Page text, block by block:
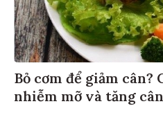
Bỏ cơm để giảm cân?
nhiễm mỡ và tăng